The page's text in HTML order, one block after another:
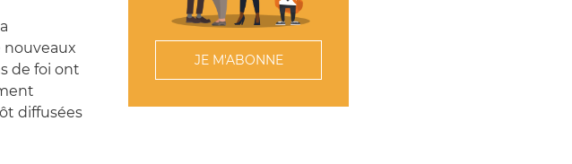
nouveaux
de foi ont
diffusées
JE M'ABONNE